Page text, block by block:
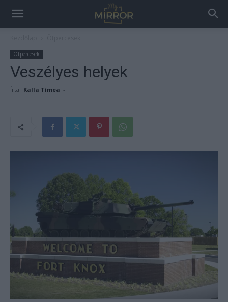
Ötpercesek
Veszélyes helyek
Írta: Kalla Tímea -